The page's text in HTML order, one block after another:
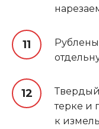
терке и
к